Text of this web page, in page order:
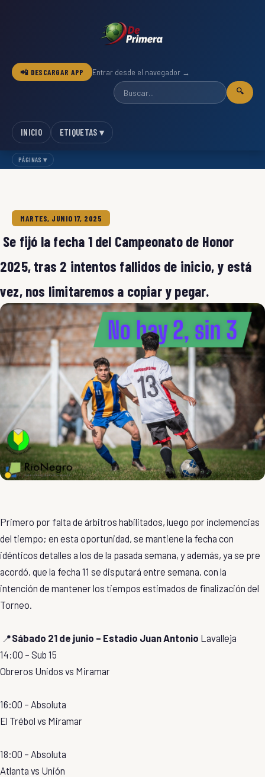
📲 DESCARGAR APP Entrar desde el navegador →
🔍
INICIO ETIQUETAS ▾
PÁGINAS ▾
MARTES, JUNIO 17, 2025
Se fijó la fecha 1 del Campeonato de Honor
2025, tras 2 intentos fallidos de inicio, y está
vez, nos limitaremos a copiar y pegar.
Primero por falta de árbitros habilitados, luego por inclemencias
del tiempo; en esta oportunidad, se mantiene la fecha con
idénticos detalles a los de la pasada semana, y además, ya se pre
acordó, que la fecha 11 se disputará entre semana, con la
intención de mantener los tiempos estimados de finalización del
Torneo.
📍Sábado 21 de junio – Estadio Juan Antonio Lavalleja
14:00 – Sub 15
Obreros Unidos vs Miramar
16:00 – Absoluta
El Trébol vs Miramar
18:00 – Absoluta
Atlanta vs Unión